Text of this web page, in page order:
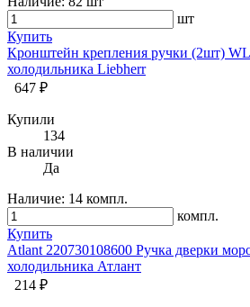
шт
Купить
Кронштейн крепления ручки (2шт)
холодильника Liebherr
647 ₽
Купили
134
В наличии
Да
Наличие: 14 компл.
компл.
Купить
Atlant 220730108600 Ручка дверки
холодильника Атлант
214 ₽